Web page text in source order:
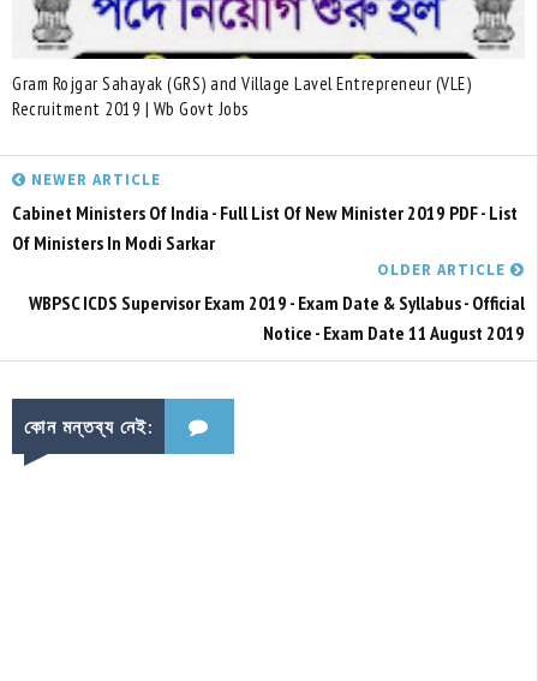
Gram Rojgar Sahayak (GRS) and Village Lavel Entrepreneur (VLE)
Recruitment 2019 | Wb Govt Jobs
NEWER ARTICLE
Cabinet Ministers Of India - Full List Of New Minister 2019 PDF - List
Of Ministers In Modi Sarkar
OLDER ARTICLE
WBPSC ICDS Supervisor Exam 2019 - Exam Date & Syllabus - Official
Notice - Exam Date 11 August 2019
কোন মন্তব্য নেই: